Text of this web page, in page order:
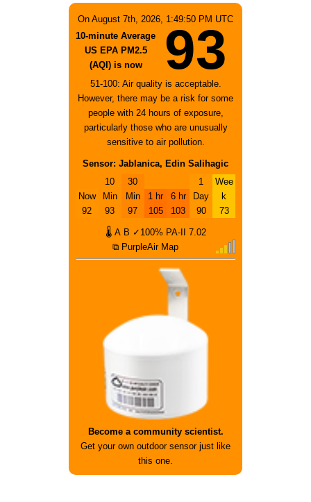
On August 7th, 2026, 1:49:50 PM UTC
10-minute Average
US EPA PM2.5
(AQI) is now
93
51-100: Air quality is acceptable.
However, there may be a risk for some
people with 24 hours of exposure,
particularly those who are unusually
sensitive to air pollution.
Sensor: Jablanica, Edin Salihagic
Now
92
10
Min
93
30
Min
97
1 hr
105
6 hr
103
1
Day
90
Wee
k
73
🌡 A B ✓100% PA-II
7.02
⧉ PurpleAir Map
Become a community scientist.
Get your own outdoor sensor just like
this one.